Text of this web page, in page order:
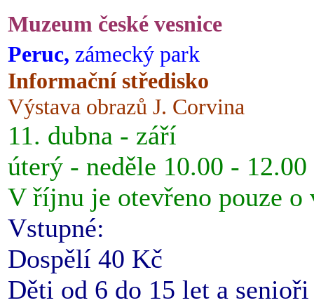
Muzeum české vesnice
Peruc, zámecký park
Informační středisko
Výstava obrazů J. Corvina
11. dubna - září
úterý - neděle 10.00 -
V říjnu je otevřeno pouze o
Vstupné:
Dospělí 40 Kč
Děti od 6 do 15 let a